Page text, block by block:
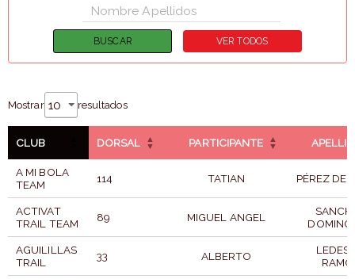
Mostrar resultados
CLUB DORSAL PARTICIPANTE
A MI BOLA
TEAM
114 TATIAN PÉREZ
ACTIVAT
TRAIL TEAM
89 MIGUEL ANGEL
AGUILILLAS
TRAIL
33 ALBERTO